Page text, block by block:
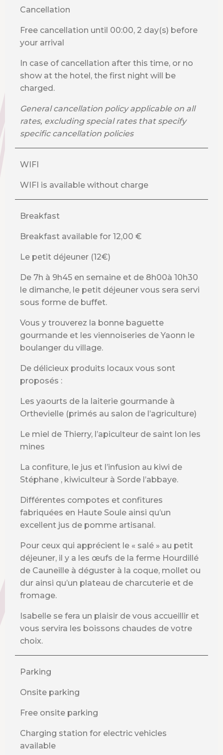
Cancellation
Free cancellation until 00:00, 2 day(s) before
your arrival
In case of cancellation after this time, or no
show at the hotel, the first night will be
charged.
General cancellation policy applicable on all
rates, excluding special rates that specify
specific cancellation policies
WIFI
WIFI is available without charge
Breakfast
Breakfast available for 12,00 €
Le petit déjeuner (12€)
De 7h à 9h45 en semaine et de 8h00à 10h30
le dimanche, le petit déjeuner vous sera servi
sous forme de buffet.
Vous y trouverez la bonne baguette
gourmande et les viennoiseries de Yaonn le
boulanger du village.
De délicieux produits locaux vous sont
proposés :
Les yaourts de la laiterie gourmande à
Orthevielle (primés au salon de l’agriculture)
Le miel de Thierry, l’apiculteur de saint lon les
mines
La confiture, le jus et l’infusion au kiwi de
Stéphane , kiwiculteur à Sorde l’abbaye.
Différentes compotes et confitures
fabriquées en Haute Soule ainsi qu’un
excellent jus de pomme artisanal.
Pour ceux qui apprécient le « salé » au petit
déjeuner, il y a les œufs de la ferme Hourdillé
de Cauneille à déguster à la coque, mollet ou
dur ainsi qu’un plateau de charcuterie et de
fromage.
Isabelle se fera un plaisir de vous accueillir et
vous servira les boissons chaudes de votre
choix.
Parking
Onsite parking
Free onsite parking
Charging station for electric vehicles
available